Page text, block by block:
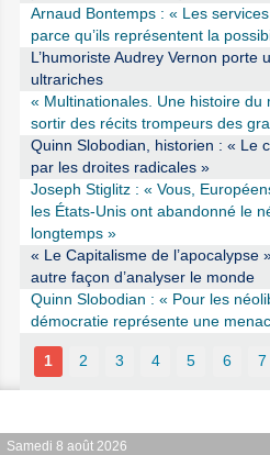
Arnaud Bontemps : « Les
parce qu’ils représentent la
L’humoriste Audrey Vernon porte
ultrariches
« Multinationales. Une histoire du
sortir des récits trompeurs des
Quinn Slobodian, historien : « Le
par les droites radicales »
Joseph Stiglitz : « Vous,
les États-Unis ont abandonné le
longtemps »
« Le Capitalisme de l’apocalypse
autre façon d’analyser le monde
Quinn Slobodian : « Pour les
démocratie représente une
1 2 3 4 5 6 7
Samedi 8 août 2026